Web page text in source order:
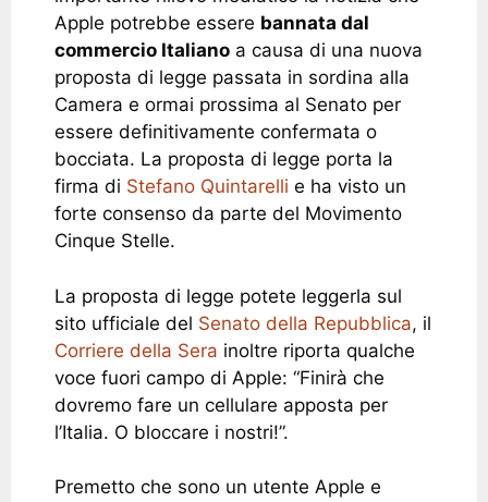
Apple potrebbe essere bannata dal
commercio Italiano a causa di una nuova
proposta di legge passata in sordina alla
Camera e ormai prossima al Senato per
essere definitivamente confermata o
bocciata. La proposta di legge porta la
firma di Stefano Quintarelli e ha visto un
forte consenso da parte del Movimento
Cinque Stelle.
La proposta di legge potete leggerla sul
sito ufficiale del Senato della Repubblica, il
Corriere della Sera inoltre riporta qualche
voce fuori campo di Apple: “Finirà che
dovremo fare un cellulare apposta per
l’Italia. O bloccare i nostri!”.
Premetto che sono un utente Apple e